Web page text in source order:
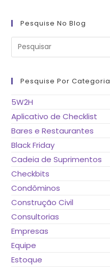
Pesquise No Blog
Pesquise Por Categoria
5W2H
Aplicativo de Checklist
Bares e Restaurantes
Black Friday
Cadeia de Suprimentos
Checkbits
Condôminos
Construção Civil
Consultorias
Empresas
Equipe
Estoque